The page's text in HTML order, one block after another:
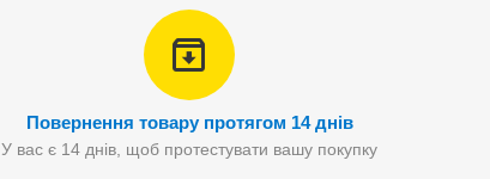
Повернення товару протягом 14 днів
У вас є 14 днів, щоб протестувати вашу покупку